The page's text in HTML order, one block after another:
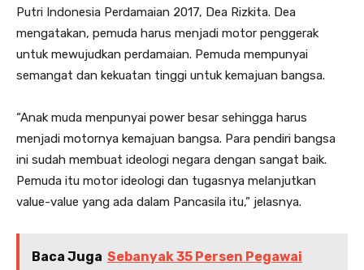
Putri Indonesia Perdamaian 2017, Dea Rizkita. Dea
mengatakan, pemuda harus menjadi motor penggerak
untuk mewujudkan perdamaian. Pemuda mempunyai
semangat dan kekuatan tinggi untuk kemajuan bangsa.
“Anak muda menpunyai power besar sehingga harus
menjadi motornya kemajuan bangsa. Para pendiri bangsa
ini sudah membuat ideologi negara dengan sangat baik.
Pemuda itu motor ideologi dan tugasnya melanjutkan
value-value yang ada dalam Pancasila itu,” jelasnya.
Baca Juga Sebanyak 35 Persen Pegawai